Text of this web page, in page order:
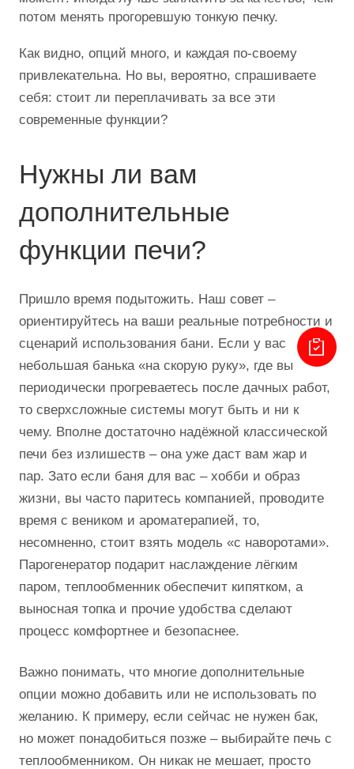
потом менять прогоревшую тонкую печку.
Как видно, опций много, и каждая по-своему
привлекательна. Но вы, вероятно, спрашиваете
себя: стоит ли переплачивать за все эти
современные функции?
Нужны ли вам
дополнительные
функции печи?
Пришло время подытожить. Наш совет –
ориентируйтесь на ваши реальные потребности и
сценарий использования бани. Если у вас
небольшая банька «на скорую руку», где вы
периодически прогреваетесь после дачных работ,
то сверхсложные системы могут быть и ни к
чему. Вполне достаточно надёжной классической
печи без излишеств – она уже даст вам жар и
пар. Зато если баня для вас – хобби и образ
жизни, вы часто паритесь компанией, проводите
время с веником и ароматерапией, то,
несомненно, стоит взять модель «с наворотами».
Парогенератор подарит наслаждение лёгким
паром, теплообменник обеспечит кипятком, а
выносная топка и прочие удобства сделают
процесс комфортнее и безопаснее.
Важно понимать, что многие дополнительные
опции можно добавить или не использовать по
желанию. К примеру, если сейчас не нужен бак,
но может понадобиться позже – выбирайте печь с
теплообменником. Он никак не мешает, просто